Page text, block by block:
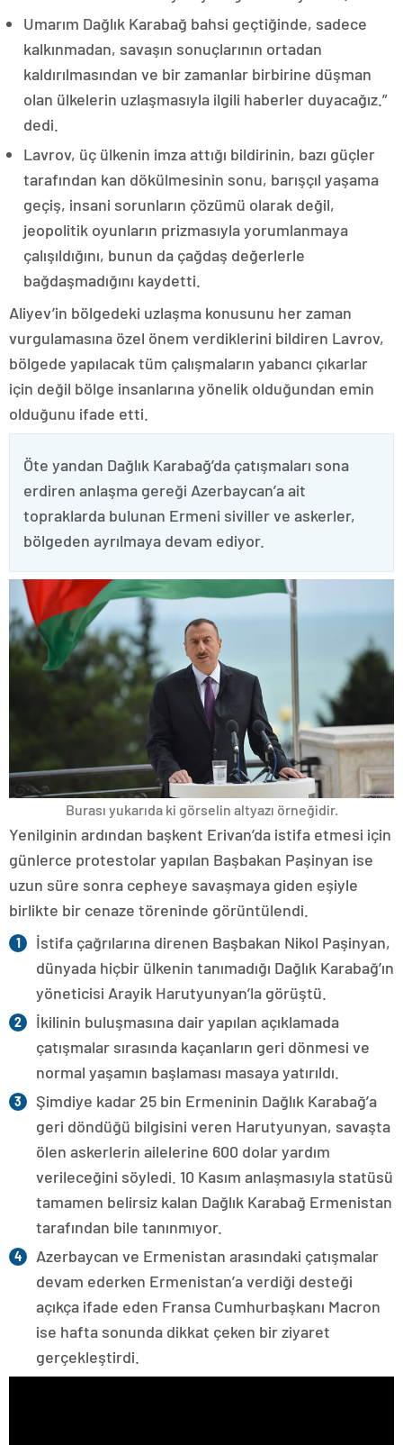
Umarım Dağlık Karabağ bahsi geçtiğinde, sadece
kalkınmadan, savaşın sonuçlarının ortadan
kaldırılmasından ve bir zamanlar birbirine düşman
olan ülkelerin uzlaşmasıyla ilgili haberler duyacağız.”
dedi.
Lavrov, üç ülkenin imza attığı bildirinin, bazı güçler
tarafından kan dökülmesinin sonu, barışçıl yaşama
geçiş, insani sorunların çözümü olarak değil,
jeopolitik oyunların prizmasıyla yorumlanmaya
çalışıldığını, bunun da çağdaş değerlerle
bağdaşmadığını kaydetti.
Aliyev’in bölgedeki uzlaşma konusunu her zaman
vurgulamasına özel önem verdiklerini bildiren Lavrov,
bölgede yapılacak tüm çalışmaların yabancı çıkarlar
için değil bölge insanlarına yönelik olduğundan emin
olduğunu ifade etti.
Öte yandan Dağlık Karabağ’da çatışmaları sona
erdiren anlaşma gereği Azerbaycan’a ait
topraklarda bulunan Ermeni siviller ve askerler,
bölgeden ayrılmaya devam ediyor.
Burası yukarıda ki görselin altyazı örneğidir.
Yenilginin ardından başkent Erivan’da istifa etmesi için
günlerce protestolar yapılan Başbakan Paşinyan ise
uzun süre sonra cepheye savaşmaya giden eşiyle
birlikte bir cenaze töreninde görüntülendi.
İstifa çağrılarına direnen Başbakan Nikol Paşinyan,
dünyada hiçbir ülkenin tanımadığı Dağlık Karabağ’ın
yöneticisi Arayik Harutyunyan’la görüştü.
İkilinin buluşmasına dair yapılan açıklamada
çatışmalar sırasında kaçanların geri dönmesi ve
normal yaşamın başlaması masaya yatırıldı.
Şimdiye kadar 25 bin Ermeninin Dağlık Karabağ’a
geri döndüğü bilgisini veren Harutyunyan, savaşta
ölen askerlerin ailelerine 600 dolar yardım
verileceğini söyledi. 10 Kasım anlaşmasıyla statüsü
tamamen belirsiz kalan Dağlık Karabağ Ermenistan
tarafından bile tanınmıyor.
Azerbaycan ve Ermenistan arasındaki çatışmalar
devam ederken Ermenistan’a verdiği desteği
açıkça ifade eden Fransa Cumhurbaşkanı Macron
ise hafta sonunda dikkat çeken bir ziyaret
gerçekleştirdi.